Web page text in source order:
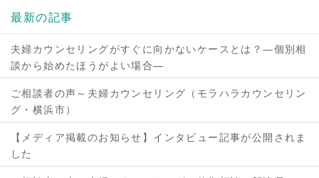
最新の記事
夫婦カウンセリングがすぐに向かないケースとは？―個別相
談から始めたほうがよい場合―
ご相談者の声～夫婦カウンセリング（モラハラカウンセリン
グ・横浜市）
【メディア掲載のお知らせ】インタビュー記事が公開されま
した